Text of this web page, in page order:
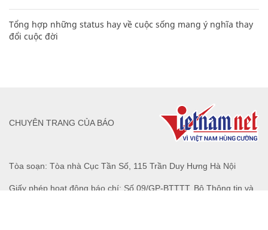
Tổng hợp những status hay về cuộc sống mang ý nghĩa thay
đổi cuộc đời
Tòa soạn: Tòa nhà Cục Tần Số, 115 Trần Duy Hưng Hà Nội
Giấy phép hoạt động báo chí: Số 09/GP-BTTTT, Bộ Thông tin và
CHUYÊN TRANG CỦA BÁO